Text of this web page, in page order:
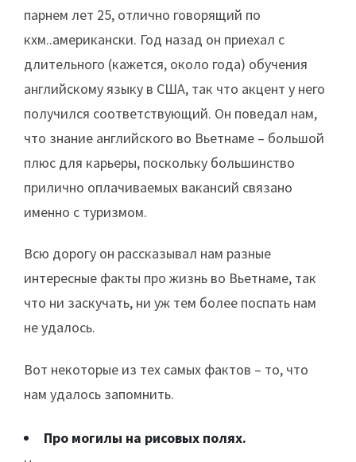
парнем лет 25, отлично говорящий по
кхм..американски. Год назад он приехал с
длительного (кажется, около года) обучения
английскому языку в США, так что акцент у него
получился соответствующий. Он поведал нам,
что знание английского во Вьетнаме – большой
плюс для карьеры, поскольку большинство
прилично оплачиваемых вакансий связано
именно с туризмом.
Всю дорогу он рассказывал нам разные
интересные факты про жизнь во Вьетнаме, так
что ни заскучать, ни уж тем более поспать нам
не удалось.
Вот некоторые из тех самых фактов – то, что
нам удалось запомнить.
Про могилы на рисовых полях.